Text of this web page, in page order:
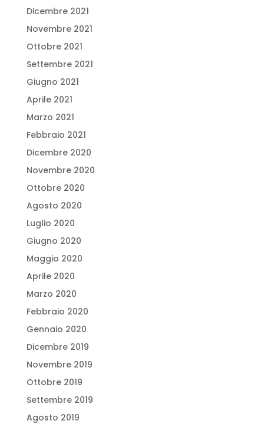
Dicembre 2021
Novembre 2021
Ottobre 2021
Settembre 2021
Giugno 2021
Aprile 2021
Marzo 2021
Febbraio 2021
Dicembre 2020
Novembre 2020
Ottobre 2020
Agosto 2020
Luglio 2020
Giugno 2020
Maggio 2020
Aprile 2020
Marzo 2020
Febbraio 2020
Gennaio 2020
Dicembre 2019
Novembre 2019
Ottobre 2019
Settembre 2019
Agosto 2019